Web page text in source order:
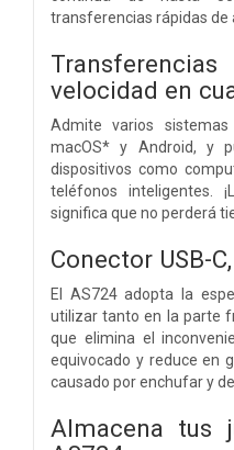
transferencias rápidas de
velocidad en
Admite varios sistemas
macOS* y Android, y
dispositivos como
teléfonos inteligentes.
significa que no perderá
Conector USB-
El AS724 adopta la
utilizar tanto en la parte
que elimina el
equivocado y reduce en
causado por enchufar y
Almacena tus